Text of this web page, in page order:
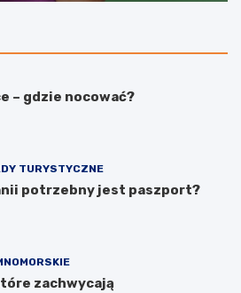
– gdzie nocować?
TURYSTYCZNE
potrzebny jest paszport?
zachwycają